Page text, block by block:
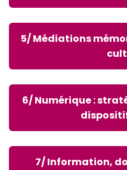
5/ Médiations
6/ Numérique :
7/ Information,